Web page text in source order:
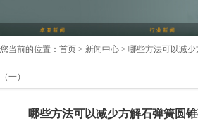
您当前的位置： 首页 > 新闻中心 > 哪些方法可以减
（一）
哪些方法可以减少方解石弹簧圆锥